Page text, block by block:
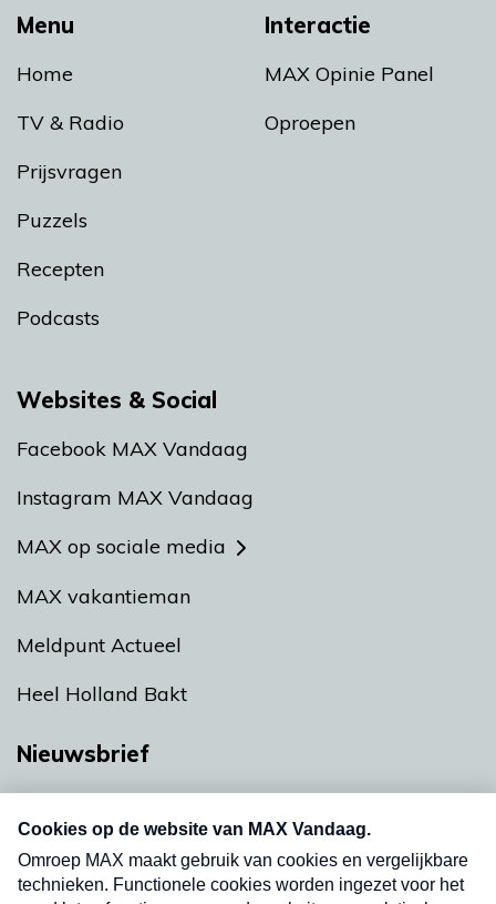
Menu
Home
TV & Radio
Prijsvragen
Puzzels
Recepten
Podcasts
Interactie
MAX Opinie Panel
Oproepen
Websites & Social
Facebook MAX Vandaag
Instagram MAX Vandaag
MAX op sociale media
MAX vakantieman
Meldpunt Actueel
Heel Holland Bakt
Nieuwsbrief
nieuwsbrief. Elke vrijdag- en dinsdagochtend in
uw mailbox.